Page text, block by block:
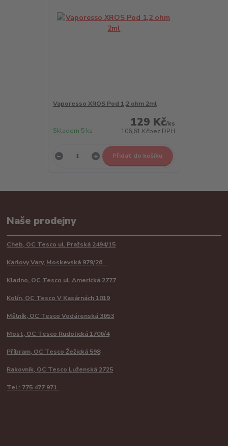
Vaporesso XROS Pod 1,2 ohm 2ml
129 Kč/ks
106,61 Kčbez DPH
Skladem 5 ks
Přidat do košíku
Naše prodejny
Cheb, OC Tesco ul. Pražská 2494/15
Karlovy Vary, Moskevská 979/26
Kladno, OC Tesco ul. Americká 2777
Kolín, OC Tesco V Kasárnách 1019
Mělník, OC Tesco Vodárenská 3653
Most, OC Tesco Rudolická 1706/4
Příbram, OC Tesco Žežická 598
Rakovník, OC Tesco Luženská 2725
Tel.: 775 477 971